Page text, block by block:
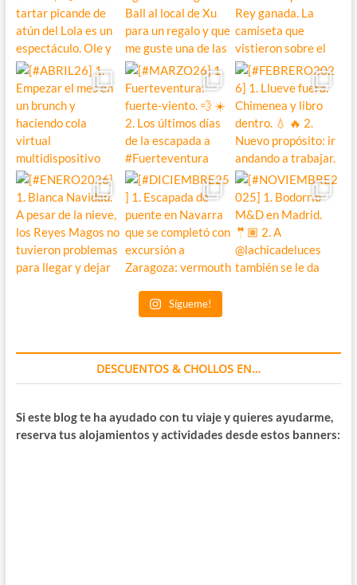
Sígueme!
DESCUENTOS & CHOLLOS EN…
Si este blog te ha ayudado con tu viaje y quieres ayudarme,
reserva tus alojamientos y actividades desde estos banners: